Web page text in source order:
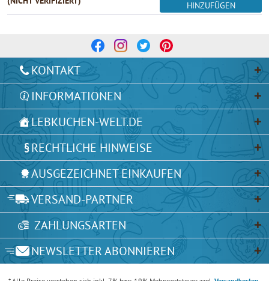
HINZUFÜGEN
KONTAKT
INFORMATIONEN
LEBKUCHEN-WELT.DE
RECHTLICHE HINWEISE
AUSGEZEICHNET EINKAUFEN
VERSAND-PARTNER
ZAHLUNGSARTEN
NEWSLETTER ABONNIEREN